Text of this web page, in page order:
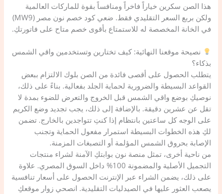
هذا الصن سكرين خياراً فاخراً ومنافساً بقوة للماركات العالمية
ولكن بربع السعر التقليدي فقط. ضعي كود خصم نون مصر (MW9)
في الخانة المخصصة له للاستمتاع بأقوى خصم متاح على فاتورتكِ.
نصيحة موقعنا النهائية: كيف تختارين وتستخدمين واقي الشمس
بذكاء؟
يتطلب الحصول على أقصى فائدة من الصن بلوك الالتزام ببعض
القواعد البسيطة والضرورية لحماية الجلد بفعالية. بناءً على ذلك،
نوصيكِ بوضع واقي الشمس قبل الخروج والتعرض للضوء بمدة لا
تقل عن عشرين دقيقة. بالإضافة إلى ذلك، يجب تجديد وضع الكريم
على الوجه كل ساعتين بانتظام إذا كنتِ تتواجدين بالخارج. تضمن
لكِ هذه الخطوات البسيطة استمرار مفعول الحماية وتجنب
الإصابة بحروق الشمس المؤلمة أو التصبغات المزمنة.
​من ناحية أخرى، تمثل منصة نون بوابتكِ الآمنة لشراء منتجات
التجميل الأصلية والمضمونة 100% داخل السوق المصري. علاوة
على ذلك، يضمن الشراء عبر الإنترنت الحصول على أسعار تنافسية
يصعب العثور عليها في الصيدليات التقليدية. انصحي زوار موقعكِ